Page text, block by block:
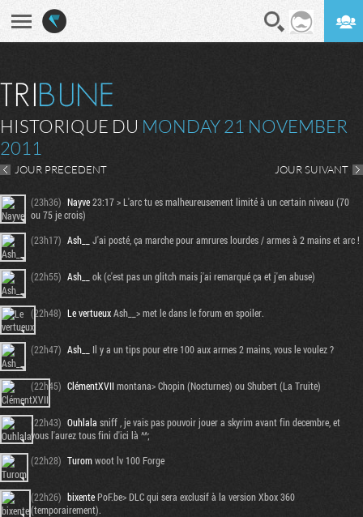
HISTORIQUE DU MONDAY 21 NOVEMBER
2011
JOUR PRECEDENT JOUR SUIVANT
(23h36) Nayve23:17 > L'arc tu es malheureusement limité à un certain niveau (70
ou 75 je crois)
(23h17) Ash__ J'ai posté, ça marche pour amrures lourdes / armes à 2 mains et arc !
(22h55) Ash__ ok (c'est pas un glitch mais j'ai remarqué ça et j'en abuse)
(22h48) Le vertueuxAsh__> met le dans le forum en spoiler.
(22h47) Ash__ Il y a un tips pour etre 100 aux armes 2 mains, vous le voulez ?
(22h45) ClémentXVII montana> Chopin (Nocturnes) ou Shubert (La Truite)
(22h43) Ouhlala sniff , je vais pas pouvoir jouer a skyrim avant fin decembre, et
vous l'aurez tous fini d'ici là ^^;
(22h28) Turomwoot lv 100 Forge
(22h26) bixentePoF.be> DLC qui sera exclusif à la version Xbox 360
(temporairement).